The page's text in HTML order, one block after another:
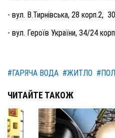
- вул. В.Тирнівська, 28 корп.2,
- вул. Героїв України, 34/24
#ГАРЯЧА ВОДА #ЖИТЛО
ЧИТАЙТЕ ТАКОЖ